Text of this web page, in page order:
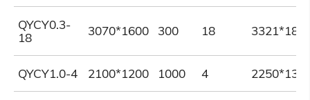
QYCY0.3-
18
3070*1600 300 18
QYCY1.0-4 2100*1200 1000 4